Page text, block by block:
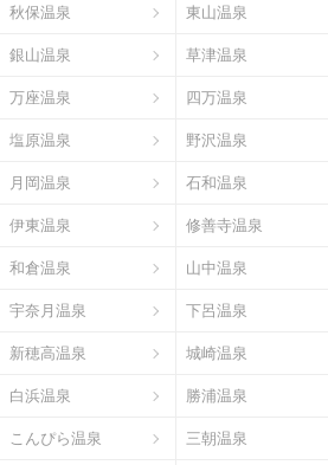
秋保温泉 東山温泉
銀山温泉 草津温泉
万座温泉 四万温泉
塩原温泉 野沢温泉
月岡温泉 石和温泉
伊東温泉 修善寺温泉
和倉温泉 山中温泉
宇奈月温泉 下呂温泉
新穂高温泉 城崎温泉
白浜温泉 勝浦温泉
こんぴら温泉 三朝温泉